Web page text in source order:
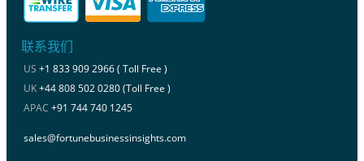
联系我们
US +1 833 909 2966 ( Toll Free )
UK+44 808 502 0280 (Toll Free )
APAC +91 744 740 1245
sales@fortunebusinessinsights.com